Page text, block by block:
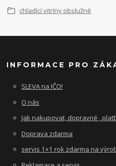
chladící vitríny obslužné
INFORMACE PRO
SLEVA na IČO!
O nás
Jak nakupovat, dopravné ,
Doprava zdarma
servis 1+1 rok zdarma na